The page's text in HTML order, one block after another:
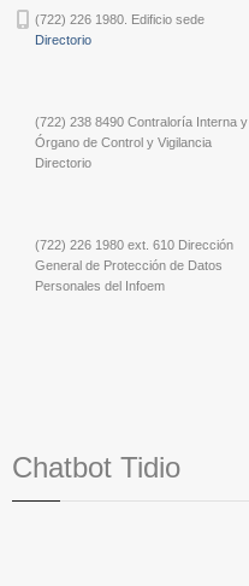
(722) 226 1980. Edificio sede
Directorio
(722) 238 8490 Contraloría Interna y
Órgano de Control y Vigilancia
Directorio
(722) 226 1980 ext. 610 Dirección
General de Protección de Datos
Personales del Infoem
Chatbot Tidio